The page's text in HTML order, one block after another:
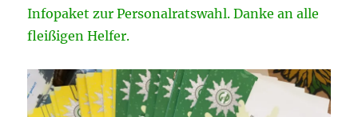
Infopaket zur Personalratswahl. Danke an alle
fleißigen Helfer.